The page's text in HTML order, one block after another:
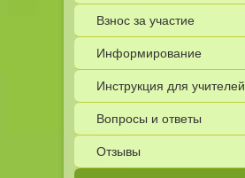
Взнос за участие
Информирование
Инструкция для учителей
Вопросы и ответы
Отзывы